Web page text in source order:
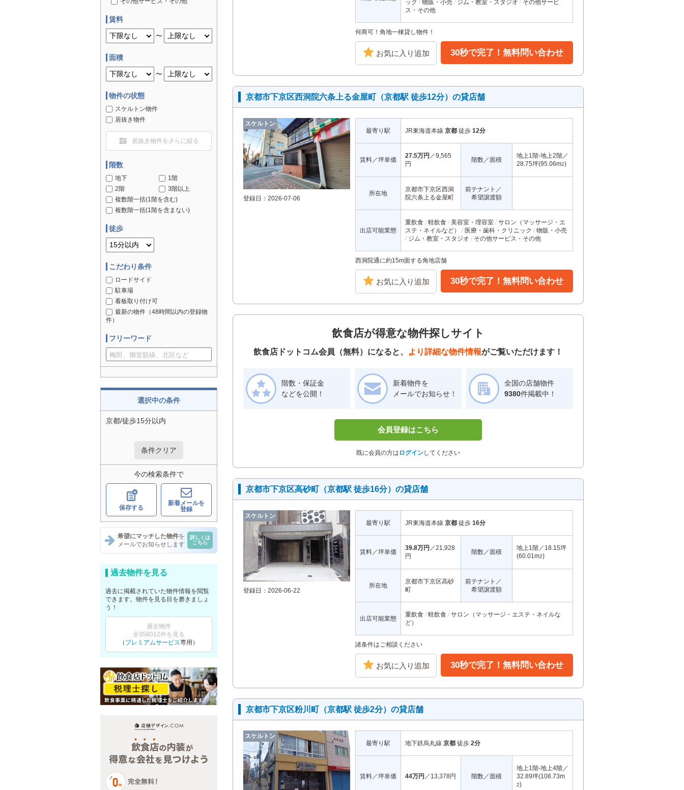
賃料
〜
面積
〜
物件の状態
スケルトン物件
居抜き物件
居抜き物件をさらに絞る
階数
地下
1階
2階
3階以上
複数階一括(1階を含む)
複数階一括(1階を含まない)
徒歩
こだわり条件
ロードサイド
駐車場
看板取り付け可
最新の物件（48時間以内の登録物
件）
フリーワード
選択中の条件
京都/徒歩15分以内
条件クリア
今の検索条件で
保存する
新着メールを
登録
希望にマッチした物件を
メールでお知らせします
詳しくは
こちら
過去物件を見る
過去に掲載されていた物件情報を閲覧
できます。物件を見る目を磨きましょ
う！
過去物件
全358012件を見る
（ プレミアムサービス専用）
ック
物販・小売 ジム・教室・スタジオ
その他サービ
ス・その他
何商可！角地一棟貸し物件！
お気に入り追加 30秒で完了！無料問い合わせ
京都市下京区西洞院六条上る金屋町（京都駅 徒歩12分）の貸店舗
スケルトン
登録日：2026-07-06
最寄り駅 JR東海道本線 京都 徒歩 12分
賃料／坪単価
27.5万円 ／9,565
円
階数／面積
地上1階-地上2階／
28.75坪(95.06m2)
所在地
京都市下京区西洞
院六条上る金屋町
前テナント／
希望譲渡額
出店可能業態
重飲食 軽飲食 美容室・理容室
サロン（マッサージ・エ
ステ・ネイルなど）
医療・歯科・クリニック
物販・小売
ジム・教室・スタジオ
その他サービス・その他
西洞院通に約15m面する角地店舗
お気に入り追加 30秒で完了！無料問い合わせ
飲食店が得意な物件探しサイト
飲食店ドットコム会員（無料）になると、 より詳細な物件情報がご覧いただけます！
階数・保証金
などを公開！
新着物件を
メールでお知らせ！
全国の店舗物件
9380件掲載中！
会員登録はこちら
既に会員の方は ログインしてください
京都市下京区高砂町（京都駅 徒歩16分）の貸店舗
スケルトン
登録日：2026-06-22
最寄り駅 JR東海道本線 京都 徒歩 16分
賃料／坪単価
39.8万円 ／21,928
円
階数／面積
地上1階／18.15坪
(60.01m2)
所在地
京都市下京区高砂
町
前テナント／
希望譲渡額
出店可能業態
重飲食 軽飲食
サロン（マッサージ・エステ・ネイルな
ど）
諸条件はご相談ください
お気に入り追加 30秒で完了！無料問い合わせ
京都市下京区粉川町（京都駅 徒歩2分）の貸店舗
スケルトン
最寄り駅 地下鉄烏丸線 京都 徒歩 2分
賃料／坪単価 44万円 ／13,378円 階数／面積
地上1階-地上4階／
32.89坪(108.73m
2)